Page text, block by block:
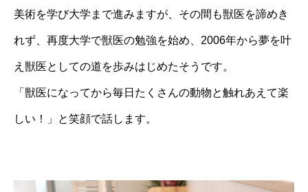
美術を学び大学まで進みますが、その間も獣医を諦めき
れず、再度大学で獣医の勉強を始め、2006年から夢を叶
え獣医としての道を歩みはじめたそうです。
「獣医になってから毎日たくさんの動物と触れあえて楽
しい！」と笑顔で話します。